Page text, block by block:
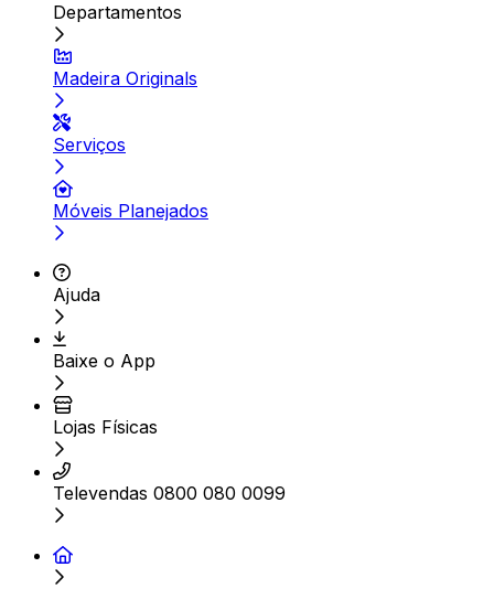
Departamentos
Madeira Originals
Serviços
Móveis Planejados
Ajuda
Baixe o App
Lojas Físicas
Televendas 0800 080 0099